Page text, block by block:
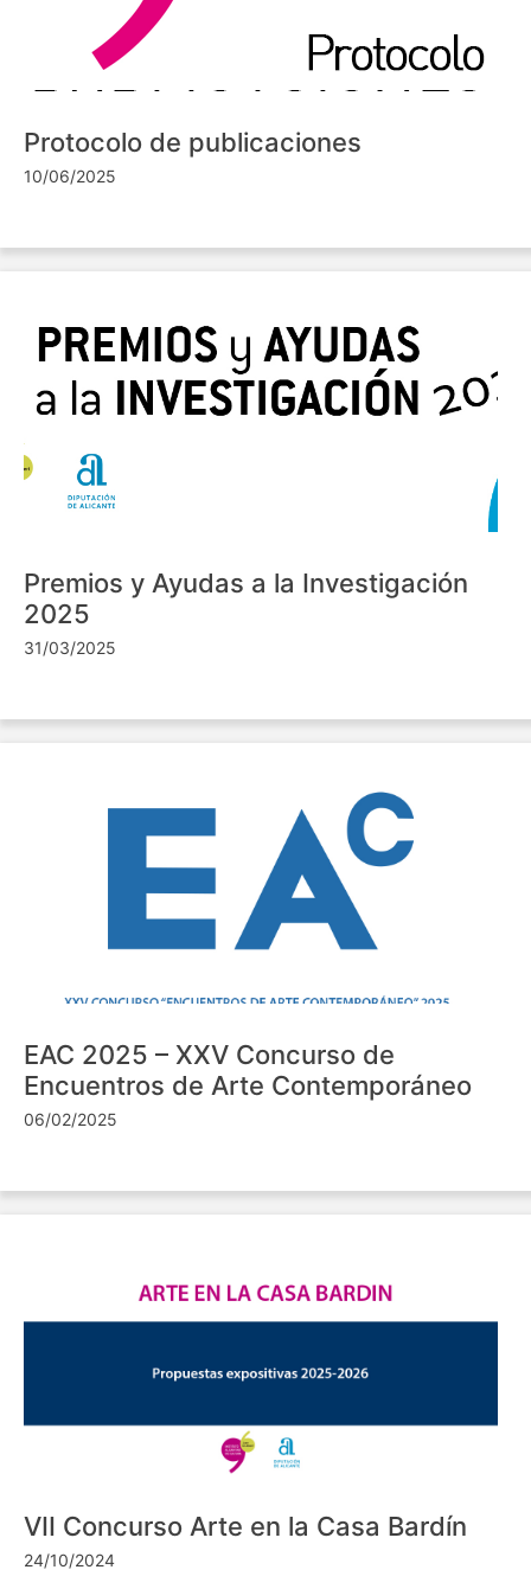
Protocolo de publicaciones
10/06/2025
Premios y Ayudas a la Investigación
2025
31/03/2025
EAC 2025 – XXV Concurso de
Encuentros de Arte Contemporáneo
06/02/2025
VII Concurso Arte en la Casa Bardín
24/10/2024